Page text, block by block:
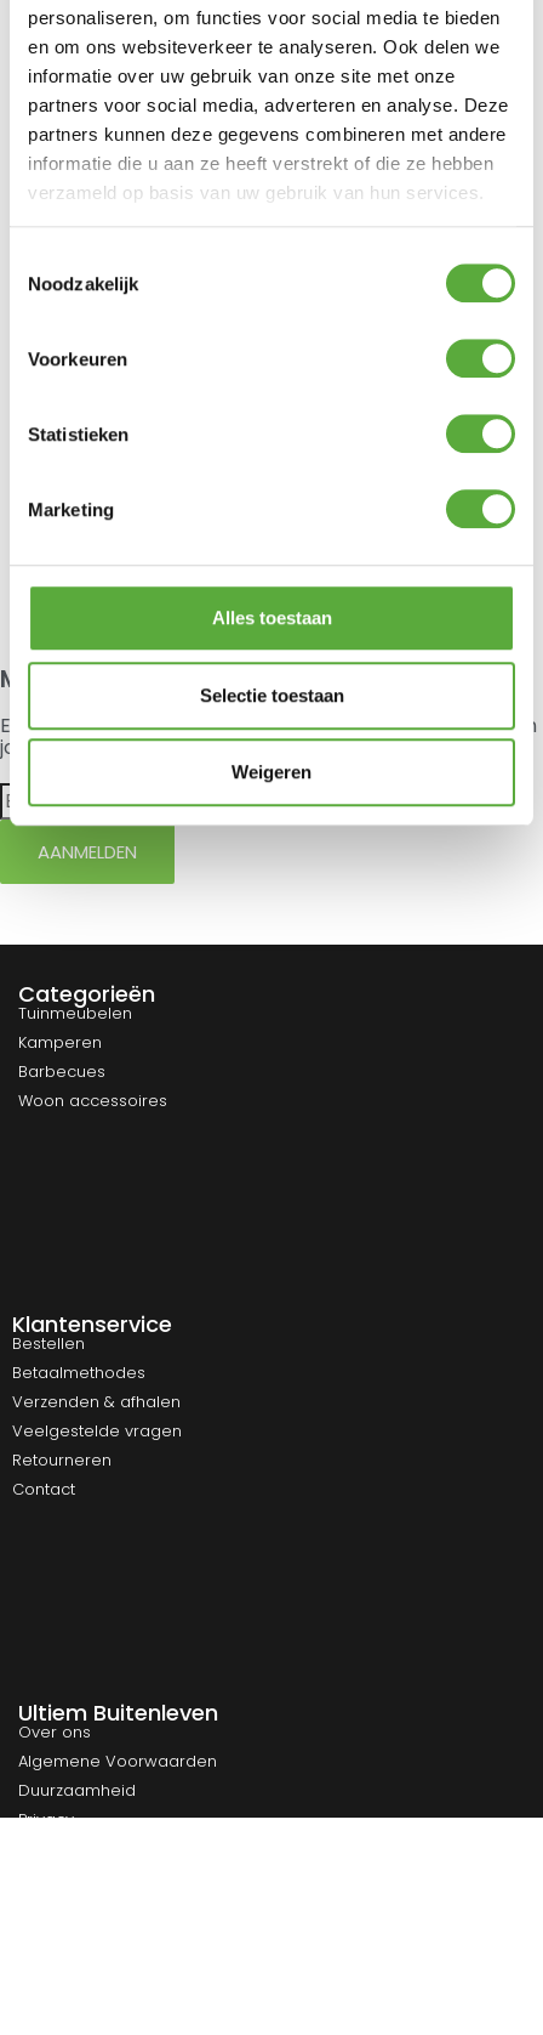
personaliseren, om functies voor social media te bieden
en om ons websiteverkeer te analyseren. Ook delen we
informatie over uw gebruik van onze site met onze
partners voor social media, adverteren en analyse. Deze
partners kunnen deze gegevens combineren met andere
informatie die u aan ze heeft verstrekt of die ze hebben
verzameld op basis van uw gebruik van hun services.
Noodzakelijk
Voorkeuren
Statistieken
Marketing
Alles toestaan
Selectie toestaan
Weigeren
Gratis verzending vanaf €250,-*
Achteraf betalen mogelijk
Kopersbescherming met Trusted Shops
GERELATEERDE PRODUCTEN
Mepal Kom Bacic 200 ml Ocean Blue
Bo-Camp Dutch Oven 6QT Urban Outdoor
Meld je aan voor onze nieuwsbrief
Exclusieve aanbiedingen, nieuws en advies elke maand in
jouw mailbox.
AANMELDEN
Categorieën
Tuinmeubelen
Kamperen
Barbecues
Woon accessoires
Klantenservice
Bestellen
Betaalmethodes
Verzenden & afhalen
Veelgestelde vragen
Retourneren
Contact
Ultiem Buitenleven
Over ons
Algemene Voorwaarden
Duurzaamheid
Privacy